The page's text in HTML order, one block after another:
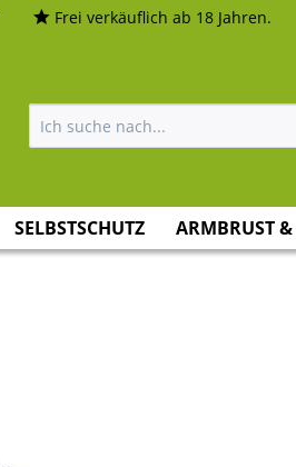
Frei verkäuflich ab 18 Jahren.
SELBSTSCHUTZ ARMBRUST